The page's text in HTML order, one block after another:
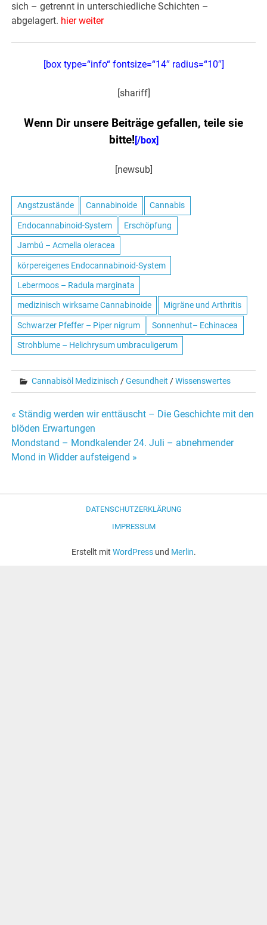
sich – getrennt in unterschiedliche Schichten –
abgelagert. hier weiter
[box type=“info“ fontsize=“14″ radius=“10″]
[shariff]
Wenn Dir unsere Beiträge gefallen, teile sie
bitte! [/box]
[newsub]
Angstzustände Cannabinoide Cannabis
Endocannabinoid-System Erschöpfung
Jambú – Acmella oleracea
körpereigenes Endocannabinoid-System
Lebermoos – Radula marginata
medizinisch wirksame Cannabinoide Migräne und Arthritis
Schwarzer Pfeffer – Piper nigrum Sonnenhut– Echinacea
Strohblume – Helichrysum umbraculigerum
Cannabisöl Medizinisch /Gesundheit /Wissenswertes
Beitrags-
Navigation
« Ständig werden wir enttäuscht – Die Geschichte mit den
blöden Erwartungen
Mondstand – Mondkalender 24. Juli – abnehmender
Mond in Widder aufsteigend »
DATENSCHUTZERKLÄRUNG
IMPRESSUM
Erstellt mit WordPressund Merlin.